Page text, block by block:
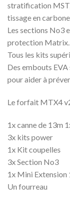
stratification
tissage en
Les sections No3
protection Matrix.
Tous les kits
Des embouts
pour aider à
Le forfait MTX4
1x canne de 13m
3x kits power
1x Kit coupelles
3x Section No3
1x Mini Extension
Un fourreau